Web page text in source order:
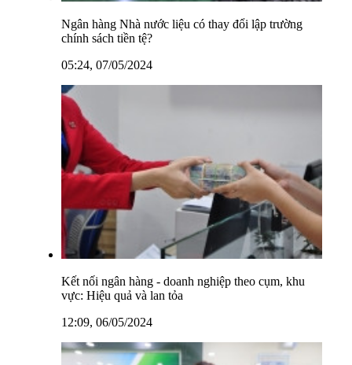
Ngân hàng Nhà nước liệu có thay đổi lập trường
chính sách tiền tệ?
05:24, 07/05/2024
Kết nối ngân hàng - doanh nghiệp theo cụm, khu
vực: Hiệu quả và lan tỏa
12:09, 06/05/2024